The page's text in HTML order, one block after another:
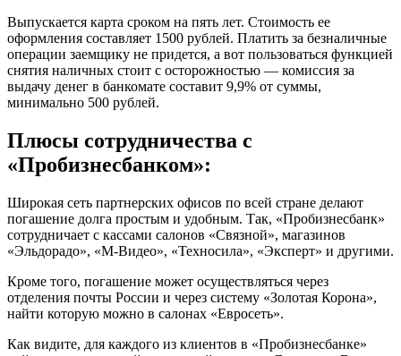
Выпускается карта сроком на пять лет. Стоимость ее
оформления составляет 1500 рублей. Платить за безналичные
операции заемщику не придется, а вот пользоваться функцией
снятия наличных стоит с осторожностью — комиссия за
выдачу денег в банкомате составит 9,9% от суммы,
минимально 500 рублей.
Плюсы сотрудничества с
«Пробизнесбанком»:
Широкая сеть партнерских офисов по всей стране делают
погашение долга простым и удобным. Так, «Пробизнесбанк»
сотрудничает с кассами салонов «Связной», магазинов
«Эльдорадо», «М-Видео», «Техносила», «Эксперт» и другими.
Кроме того, погашение может осуществляться через
отделения почты России и через систему «Золотая Корона»,
найти которую можно в салонах «Евросеть».
Как видите, для каждого из клиентов в «Пробизнесбанке»